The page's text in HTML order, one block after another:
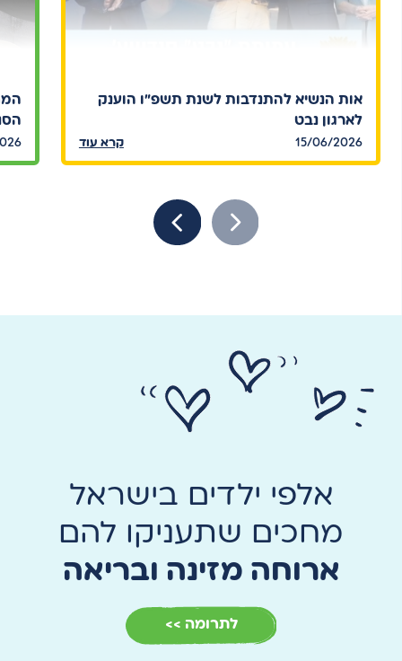
אות הנשיא להתנדבות לשנת תשפ"ו הוענק
לארגון נבט
15/06/2026 קרא עוד
אלפי ילדים בישראל
מחכים שתעניקו להם
ארוחה מזינה ובריאה
לתרומה >>